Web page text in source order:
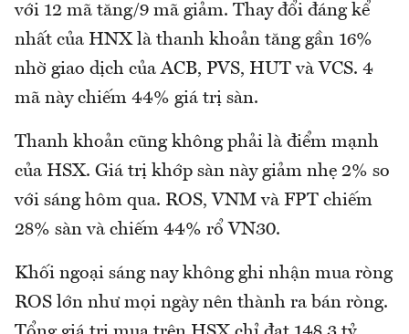
với 12 mã tăng/9 mã giảm. Thay đổi đáng kể
nhất của HNX là thanh khoản tăng gần 16%
nhờ giao dịch của ACB, PVS, HUT và VCS. 4
mã này chiếm 44% giá trị sàn.
Thanh khoản cũng không phải là điểm mạnh
của HSX. Giá trị khớp sàn này giảm nhẹ 2% so
với sáng hôm qua. ROS, VNM và FPT chiếm
28% sàn và chiếm 44% rổ VN30.
Khối ngoại sáng nay không ghi nhận mua ròng
ROS lớn như mọi ngày nên thành ra bán ròng.